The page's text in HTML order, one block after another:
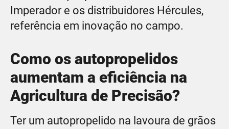
Imperador e os distribuidores Hércules,
referência em inovação no campo.
Como os autopropelidos
aumentam a eficiência na
Agricultura de Precisão?
Ter um autopropelido na lavoura de grãos